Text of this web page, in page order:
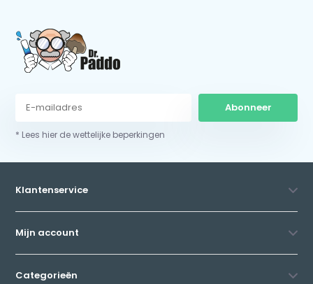
Abonneer
* Lees hier de wettelijke beperkingen
Klantenservice
Mijn account
Categorieën